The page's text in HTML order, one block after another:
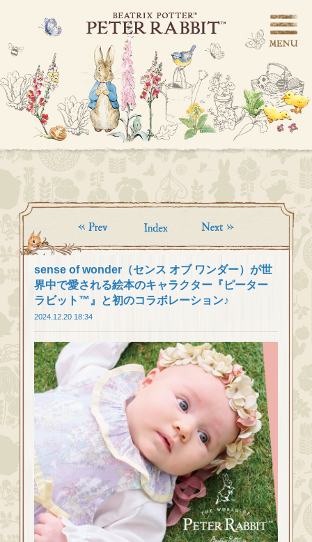
sense of wonder（センス オブ ワンダー）が世
界中で愛される絵本のキャラクター​『ピーター
ラビット™』と初のコラボレーション♪
2024.12.20 18:34